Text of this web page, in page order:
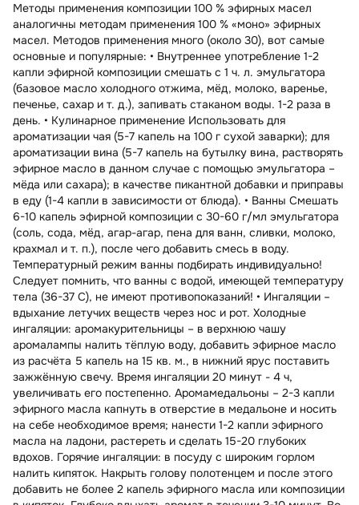
Методы применения композиции 100 % эфирных масел
аналогичны методам применения 100 % «моно» эфирных
масел. Методов применения много (около 30), вот самые
основные и популярные: • Внутреннее употребление 1-2
капли эфирной композиции смешать с 1 ч. л. эмульгатора
(базовое масло холодного отжима, мёд, молоко, варенье,
печенье, сахар и т. д.), запивать стаканом воды. 1-2 раза в
день. • Кулинарное применение Использовать для
ароматизации чая (5-7 капель на 100 г сухой заварки); для
ароматизации вина (5-7 капель на бутылку вина, растворять
эфирное масло в данном случае с помощью эмульгатора –
мёда или сахара); в качестве пикантной добавки и приправы
в еду (1-4 капли в зависимости от блюда). • Ванны Смешать
6-10 капель эфирной композиции с 30-60 г/мл эмульгатора
(соль, сода, мёд, агар-агар, пена для ванн, сливки, молоко,
крахмал и т. п.), после чего добавить смесь в воду.
Температурный режим ванны подбирать индивидуально!
Следует помнить, что ванны с водой, имеющей температуру
тела (36-37 С), не имеют противопоказаний! • Ингаляции –
вдыхание летучих веществ через нос и рот. Холодные
ингаляции: аромакурительницы – в верхнюю чашу
аромалампы налить тёплую воду, добавить эфирное масло
из расчёта 5 капель на 15 кв. м., в нижний ярус поставить
зажжённую свечу. Время ингаляции 20 минут - 4 ч,
увеличивать его постепенно. Аромамедальоны – 2-3 капли
эфирного масла капнуть в отверстие в медальоне и носить
на себе необходимое время; нанести 1-2 капли эфирного
масла на ладони, растереть и сделать 15-20 глубоких
вдохов. Горячие ингаляции: в посуду с широким горлом
налить кипяток. Накрыть голову полотенцем и после этого
добавить не более 2 капель эфирного масла или композиции